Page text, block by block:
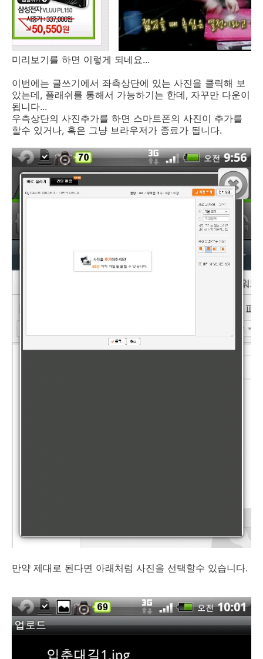
미리보기를 하면 이렇게 되네요...
이번에는 글쓰기에서 좌측상단에 있는 사진을 클릭해 보
았는데, 플래쉬를 통해서 가능하기는 한데, 자꾸만 다운이
됩니다...
우측상단의 사진추가를 하면 스마트폰의 사진이 추가를
할수 있거나, 혹은 그냥 브라우저가 종료가 됩니다.
만약 제대로 된다면 아래처럼 사진을 선택할수 있습니다.